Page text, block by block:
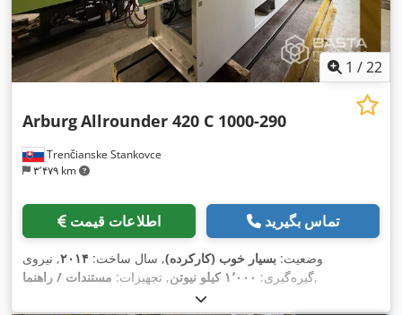
1 /22
Trenčianske Stankovce
۳٬۴۷۹ km
ArburgAllrounder 420 C 1000-290
اطلاعات قیمت تماس بگیرید
وضعیت: بسیار خوب (کارکرده), سال ساخت: ۲۰۱۴, نیروی
گیره‌گیری: ۱٬۰۰۰ کیلو نیوتن , تجهیزات: مستندات / راهنما ,